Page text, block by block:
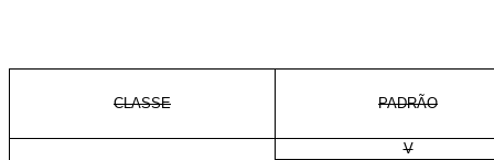
CLASSE PADRÃO
V